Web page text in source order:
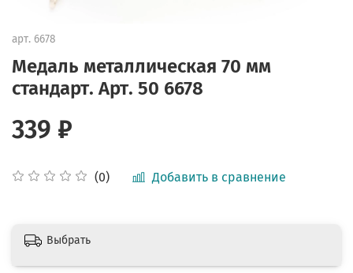
арт. 6678
Медаль металлическая 70 мм
стандарт. Арт. 50 6678
(0) Добавить в сравнение
339 ₽
Выбрать